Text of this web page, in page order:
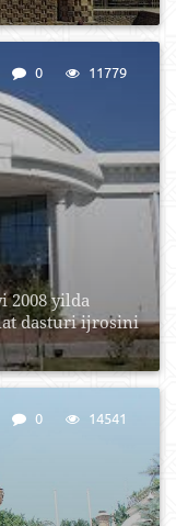
2008 yilda
dasturi ijrosini
0 11779
0 14541